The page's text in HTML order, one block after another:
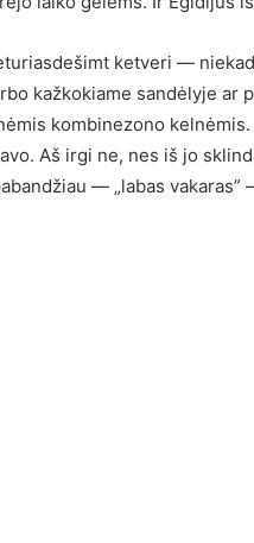
ketveri —
kažkokiame sandėlyje ar
kombinezono
Aš irgi ne, nes iš jo
— „labas vakaras”